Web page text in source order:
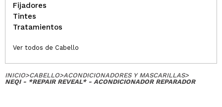
Fijadores
Tintes
Tratamientos
Ver todos de Cabello
INICIO>CABELLO>ACONDICIONADORES Y MASCARILLAS>
NEQI - *REPAIR REVEAL* - ACONDICIONADOR REPARADOR